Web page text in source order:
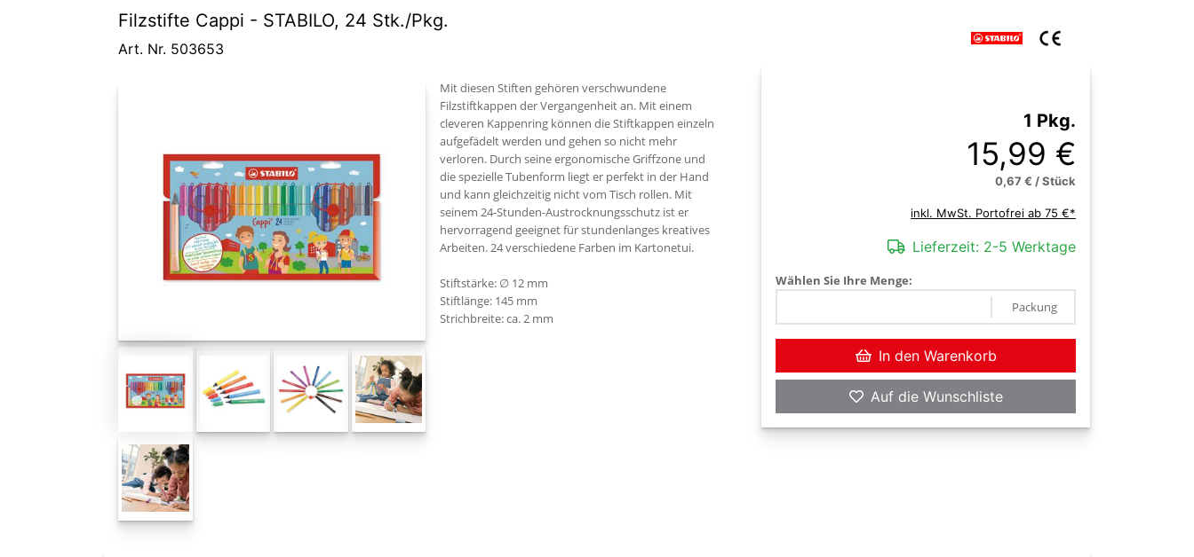
Filzstifte Cappi - STABILO, 24 Stk./Pkg.
Art. Nr. 503653
Mit diesen Stiften gehören verschwundene
Filzstiftkappen der Vergangenheit an. Mit einem
cleveren Kappenring können die Stiftkappen einzeln
aufgefädelt werden und gehen so nicht mehr
verloren. Durch seine ergonomische Griffzone und
die spezielle Tubenform liegt er perfekt in der Hand
und kann gleichzeitig nicht vom Tisch rollen. Mit
seinem 24-Stunden-Austrocknungsschutz ist er
hervorragend geeignet für stundenlanges kreatives
Arbeiten. 24 verschiedene Farben im Kartonetui.
Stiftstärke: ∅ 12 mm
Stiftlänge: 145 mm
Strichbreite: ca. 2 mm
1 Pkg.
15,99 €
0,67 € / Stück
inkl. MwSt. Portofrei ab 75 €*
Lieferzeit: 2-5 Werktage
Wählen Sie Ihre Menge:
Packung
In den Warenkorb
Auf die Wunschliste